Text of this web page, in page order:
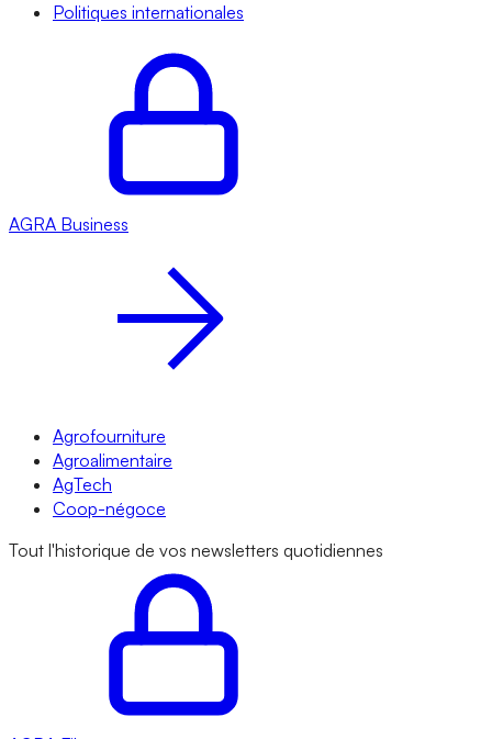
Politiques internationales
AGRA Business
Agrofourniture
Agroalimentaire
AgTech
Coop-négoce
Tout l'historique de vos newsletters quotidiennes